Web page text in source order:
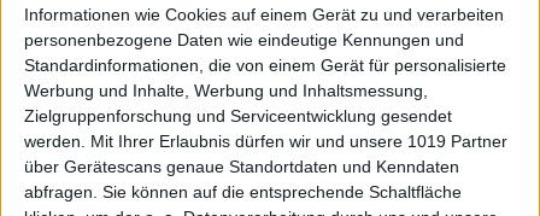
Informationen wie Cookies auf einem Gerät zu und verarbeiten
personenbezogene Daten wie eindeutige Kennungen und
Standardinformationen, die von einem Gerät für personalisierte
Werbung und Inhalte, Werbung und Inhaltsmessung,
Zielgruppenforschung und Serviceentwicklung gesendet
werden.
Mit Ihrer Erlaubnis dürfen wir und unsere 1019 Partner
über Gerätescans genaue Standortdaten und Kenndaten
abfragen. Sie können auf die entsprechende Schaltfläche